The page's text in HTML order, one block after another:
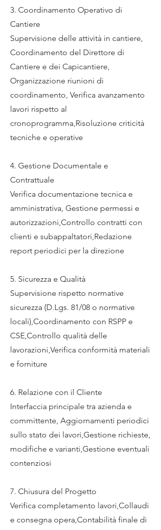
3. Coordinamento Operativo di
Cantiere
Supervisione delle attività in cantiere,
Coordinamento del Direttore di
Cantiere e dei Capicantiere,
Organizzazione riunioni di
coordinamento, Verifica avanzamento
lavori rispetto al
cronoprogramma,Risoluzione criticità
tecniche e operative
4. Gestione Documentale e
Contrattuale
Verifica documentazione tecnica e
amministrativa, Gestione permessi e
autorizzazioni,Controllo contratti con
clienti e subappaltatori,Redazione
report periodici per la direzione
5. Sicurezza e Qualità
Supervisione rispetto normative
sicurezza (D.Lgs. 81/08 o normative
locali),Coordinamento con RSPP e
CSE,Controllo qualità delle
lavorazioni,Verifica conformità materiali
e forniture
6. Relazione con il Cliente
Interfaccia principale tra azienda e
committente, Aggiornamenti periodici
sullo stato dei lavori,Gestione richieste,
modifiche e varianti,Gestione eventuali
contenziosi
7. Chiusura del Progetto
Verifica completamento lavori,Collaudi
e consegna opera,Contabilità finale di